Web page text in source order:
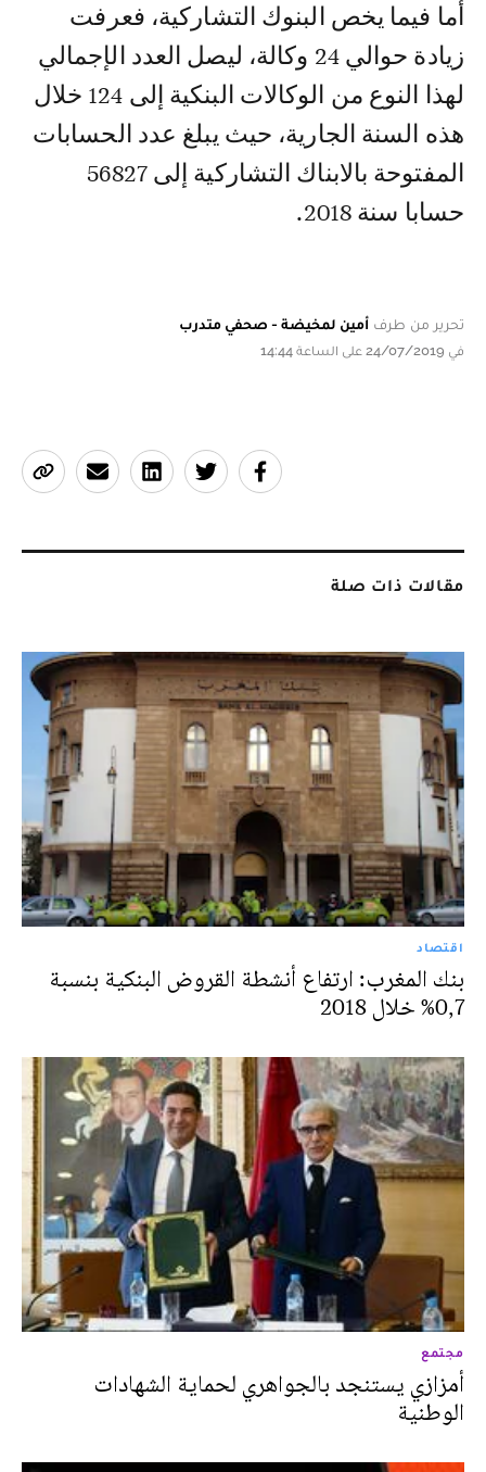
أما فيما يخص البنوك التشاركية، فعرفت
زيادة حوالي 24 وكالة، ليصل العدد الإجمالي
لهذا النوع من الوكالات البنكية إلى 124 خلال
هذه السنة الجارية، حيث يبلغ عدد الحسابات
المفتوحة بالابناك التشاركية إلى 56827
حسابا سنة 2018.
تحرير من طرف أمين لمخيضة - صحفي متدرب
في 24/07/2019 على الساعة 14:44
مقالات ذات صلة
اقتصاد
بنك المغرب: ارتفاع أنشطة القروض البنكية بنسبة
0,7% خلال 2018
مجتمع
أمزازي يستنجد بالجواهري لحماية الشهادات
الوطنية